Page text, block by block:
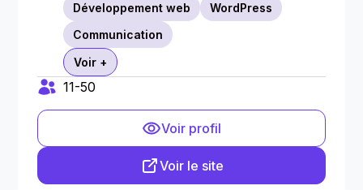
Développement web
WordPress
Communication
Voir +
11-50
Voir profil
Voir le site